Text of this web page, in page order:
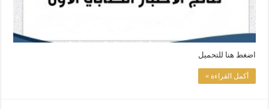
اضغط هنا للتحميل
أكمل القراءة »